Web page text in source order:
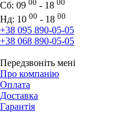
Сб: 09 00 - 18 00
Нд: 10 00 - 18 00
+38 095 890-05-05
+38 068 890-05-05
Передзвоніть мені
Про компанію
Оплата
Доставка
Гарантія